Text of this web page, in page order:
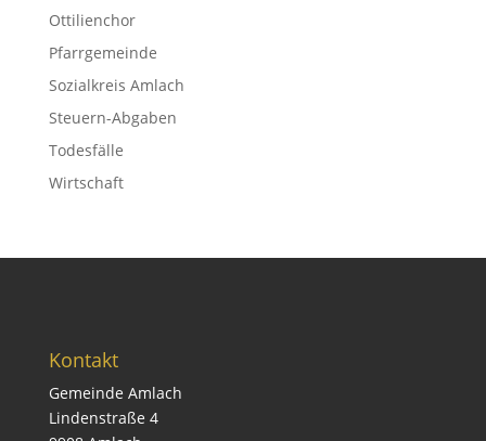
Ottilienchor
Pfarrgemeinde
Sozialkreis Amlach
Steuern-Abgaben
Todesfälle
Wirtschaft
Kontakt
Gemeinde Amlach
Lindenstraße 4